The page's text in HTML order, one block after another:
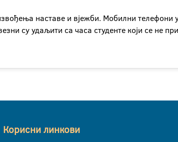
наставе и вјежби. Мобилни телефони
су удаљити са часа студенте који се не
Корисни линкови